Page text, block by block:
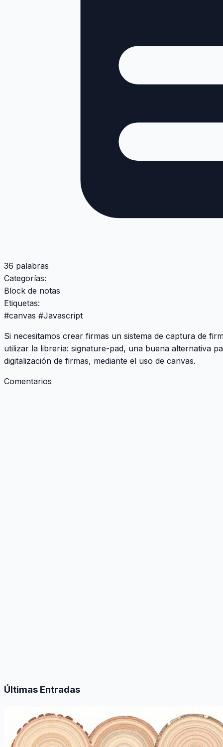
36 palabras
Categorías:
Block de notas
Etiquetas:
#canvas #Javascript
Si necesitamos crear firmas un sistema de captura de
utilizar la librería: signature-pad, una buena alternativa
digitalización de firmas, mediante el uso de canvas.
Comentarios
Últimas Entradas